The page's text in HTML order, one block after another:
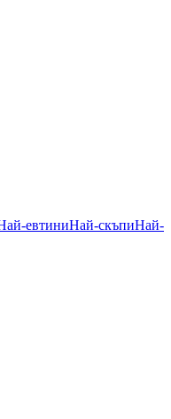
евтиниНай-скъпиНай-